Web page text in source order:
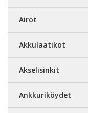
Airot
Akkulaatikot
Akselisinkit
Ankkuriköydet